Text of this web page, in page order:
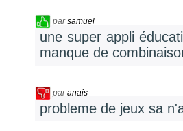
parsamuel
une super appli
manque de
paranais
probleme de jeux sa